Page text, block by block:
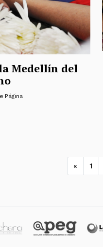
Medellín del
Página
« 1